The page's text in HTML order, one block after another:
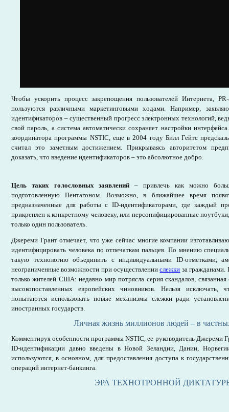
Чтобы ускорить процесс закрепощения пользователей Интернета,
пользуются различными маркетинговыми ходами. Например,
идентификаторов – существенный прогресс электронных технологий,
свой пароль, а система автоматически сохраняет настройки
координатора программы NSTIC, еще в 2004 году Билл Гейтс
считал это заметным достижением. Прикрываясь авторитетом
доказать, что введение идентификаторов – это абсолютное добро.
Цель таких голословных заявлений – привлечь как можно
подготовленную Пентагоном. Возможно, в ближайшее время
предназначенные для работы с ID-идентификаторами, где каждый
прикреплен к конкретному человеку, или персонифицированные
только один пользователь.
Джереми Грант отмечает, что уже сейчас многие компании
идентифицировать человека по отпечаткам пальцев. По мнению
такую технологию объединить с индивидуальными ID-отметками,
неограниченные возможности при осуществлениислежки за гражданами.
только жителей США: недавно мир потрясла серия скандалов,
высокопоставленных европейских чиновников. Нельзя
попытаются использовать новые механизмы слежки ради
иностранных государств.
Личная жизнь миллионов людей – в
Комментируя особенности программы NSTIC, ее руководитель Джереми
ID-идентификации давно введены в Новой Зеландии, Дании,
используются, в основном, для предоставления доступа к
операций интернет-банкинга.
ЭРА ТЕХНОТРОННОЙ